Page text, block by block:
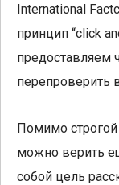
International
принцип “click
предоставляем
перепроверить
Помимо
можно верить
собой цель